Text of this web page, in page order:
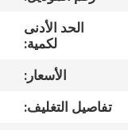
المعمل
الحد الأدنى
لكمية:
الأسعار:
تفاصيل التغليف: